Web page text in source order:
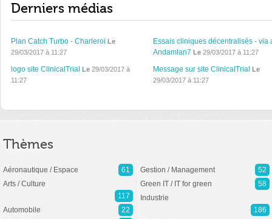
Derniers médias
Plan Catch Turbo - Charleroi Le
29/03/2017 à 11:27
Essais cliniques décentralisés - via
Andamlan7 Le29/03/2017 à 11:27
logo site ClinicalTrial Le 29/03/2017 à
11:27
Message sur site ClinicalTrial Le
29/03/2017 à 11:27
Thèmes
Aéronautique / Espace
61
Arts / Culture
117
Automobile
22
Gestion / Management
52
Green IT / IT for green
58
Industrie
186